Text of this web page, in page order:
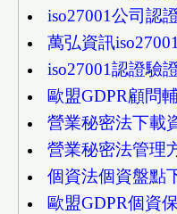
iso27001公司認
萬弘資訊
iso27001認證驗
歐盟GDPR顧問
營業秘密法下載
營業秘密法管理
個資法個資盤點
歐盟GDPR個資